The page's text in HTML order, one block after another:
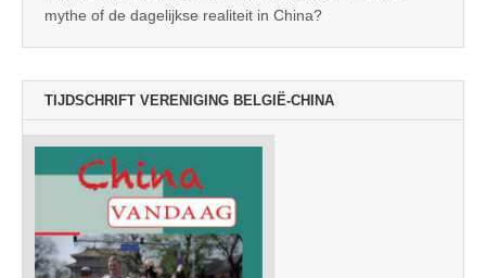
mythe of de dagelijkse realiteit in China?
TIJDSCHRIFT VERENIGING BELGIË-CHINA